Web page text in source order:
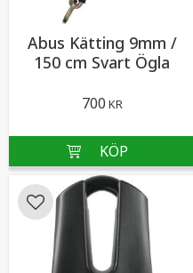
Abus Kätting 9mm /
150 cm Svart Ögla
700 KR
Lägg till i favoriter